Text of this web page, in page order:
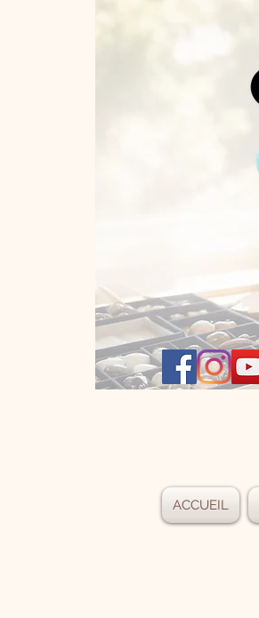
ACCUEIL